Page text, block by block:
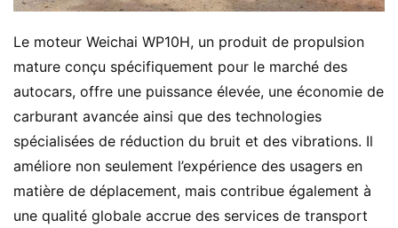
Le moteur Weichai WP10H, un produit de propulsion
mature conçu spécifiquement pour le marché des
autocars, offre une puissance élevée, une économie de
carburant avancée ainsi que des technologies
spécialisées de réduction du bruit et des vibrations. Il
améliore non seulement l’expérience des usagers en
matière de déplacement, mais contribue également à
une qualité globale accrue des services de transport